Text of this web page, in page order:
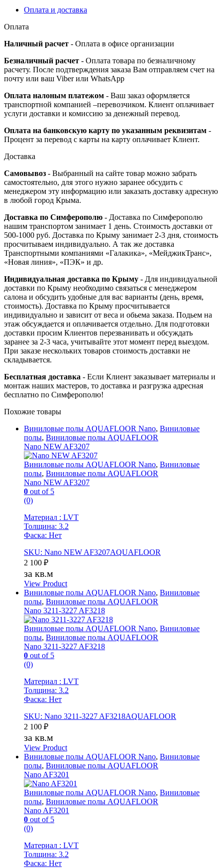
Оплата и доставка
Оплата
Наличный расчет - Оплата в офисе организации
Безналичный расчет - Оплата товара по безналичному
расчету. После подтверждения заказа Вам отправляем счет на
почту или ваш Viber или WhatsApp
Оплата налоным платежом - Ваш заказ оформляется
транспортной компанией –перевозчиком. Клиент оплачивает
услуги доставки и комиссию за денежный перевод.
Оплата на банковскую карту по указанным реквизитам -
Процент за перевод с карты на карту оплачивает Клиент.
Доставка
Самовывоз - Выбранный на сайте товар можно забрать
самостоятельно, для этого нужно заранее обсудить с
менеджером эту информацию или заказать доставку адресную
в любой город Крыма.
Доставка по Симферополю - Доставка по Симферополю
нашим транспортом занимает 1 день. Стоимость доставки от
500-1000 руб. Доставка по Крыму занимает 2-3 дня, стоимость
просчитываем индивидуально. А так же доставка
Транспортными компаниями «Галакика», «МейджикТранс»,
«Новая линия», «ПЭК» и др.
Индивидуальная доставка по Крыму - Для индивидуальной
доставки по Крыму необходимо связаться с менеджером
салона и обсудить удобные для вас варианты (день, время,
стоимость). Доставка по Крыму просчитывается
индивидуально и зависит от веса и обьема заказа. Подьем на
этаж обсуждается и оплачивается отдельно. Для подготовки
доставки просим Клиентов перезванивать и обсуждать
заранее за 2-3 часа, учитывайте этот момент перед выездом.
При заказе нескольких товаров стоимость доставки не
складывается.
Бесплатная доставка - Если Клиент заказывает материалы и
монтаж наших мастеров, то доставка и разгрузка адресная
бесплатно по Симферополю!
Похожие товары
Виниловые полы AQUAFLOOR Nano, Виниловые
полы, Виниловые полы AQUAFLOOR
Nano NEW AF3207
Виниловые полы AQUAFLOOR Nano, Виниловые
полы, Виниловые полы AQUAFLOOR
Nano NEW AF3207
0 out of 5
(0)
Материал : LVT
Толщина: 3.2
Фаска: Нет
SKU: Nano NEW AF3207AQUAFLOOR
2 100 ₽
за кв.м
View Product
Виниловые полы AQUAFLOOR Nano, Виниловые
полы, Виниловые полы AQUAFLOOR
Nano 3211-3227 AF3218
Виниловые полы AQUAFLOOR Nano, Виниловые
полы, Виниловые полы AQUAFLOOR
Nano 3211-3227 AF3218
0 out of 5
(0)
Материал : LVT
Толщина: 3.2
Фаска: Нет
SKU: Nano 3211-3227 AF3218AQUAFLOOR
2 100 ₽
за кв.м
View Product
Виниловые полы AQUAFLOOR Nano, Виниловые
полы, Виниловые полы AQUAFLOOR
Nano AF3201
Виниловые полы AQUAFLOOR Nano, Виниловые
полы, Виниловые полы AQUAFLOOR
Nano AF3201
0 out of 5
(0)
Материал : LVT
Толщина: 3.2
Фаска: Нет